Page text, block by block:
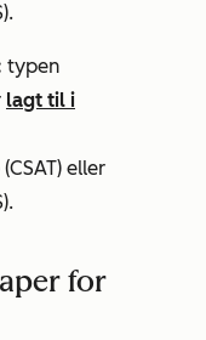
.
typen
lagt til i
(CSAT) eller
.
for